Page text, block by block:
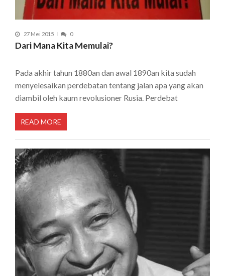
27 Mei 2015 0
Dari Mana Kita Memulai?
Pada akhir tahun 1880an dan awal 1890an kita sudah
menyelesaikan perdebatan tentang jalan apa yang akan
diambil oleh kaum revolusioner Rusia. Perdebat
READ MORE